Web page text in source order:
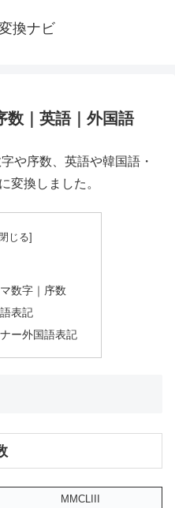
換ナビ
数｜英語｜外国語
や序数、英語や韓国語・
変換しました。
数字｜序数
表記
ー外国語表記
MMCLIII